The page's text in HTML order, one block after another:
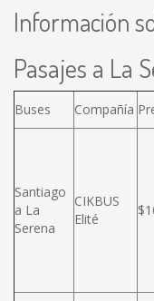
Información
Pasajes a La
Buses Compañía
Santiago
a La
Serena
CIKBUS
Elité